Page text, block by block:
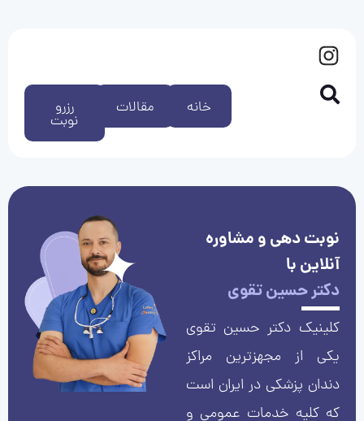
رزرو
نوبت
مقالات خانه
نوبت دهی و مشاوره
آنلاین با
دکتر حسین تقوی
کلینیک دکتر حسین تقوی
یکی از مجهزترین مراکز
دندان پزشکی در ایران است
که کلیه خدمات عمومی و